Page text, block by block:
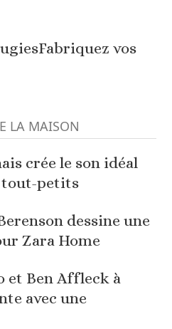
Fabriquez vos
LA MAISON
crée le son idéal
tout-petits
dessine une
Zara Home
et Ben Affleck à
avec une